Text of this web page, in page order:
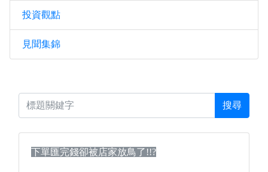
投資觀點
見聞集錦
搜尋
下單匯完錢卻被店家放鳥了!!?